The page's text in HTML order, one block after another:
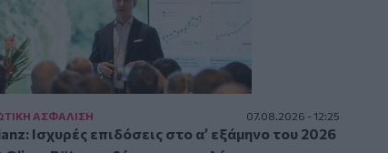
ΑΣΦAΛΙΣΗ 07.08.2026 - 12:25
Ισχυρές επιδόσεις στο α’ εξάμηνο του 2026